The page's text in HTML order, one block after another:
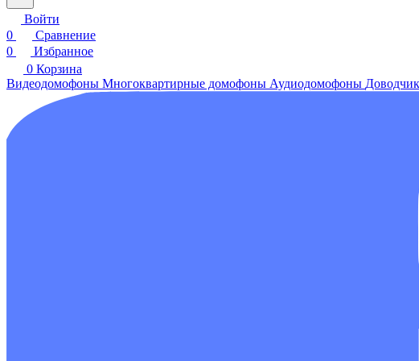
Войти
0
Сравнение
0
Избранное
0 Корзина
Видеодомофоны Многоквартирные домофоны Аудиодомофоны